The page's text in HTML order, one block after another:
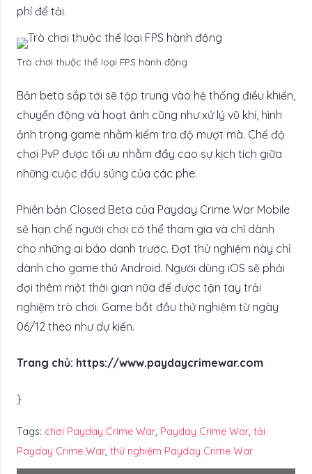
phí để tải.
Trò chơi thuộc thể loại FPS hành động
Bản beta sắp tới sẽ tập trung vào hệ thống điều khiển,
chuyển động và hoạt ảnh cũng như xử lý vũ khí, hình
ảnh trong game nhằm kiểm tra độ mượt mà. Chế độ
chơi PvP được tối ưu nhằm đẩy cao sự kịch tích giữa
những cuộc đấu súng của các phe.
Phiên bản Closed Beta của Payday Crime War Mobile
sẽ hạn chế người chơi có thể tham gia và chỉ dành
cho những ai báo danh trước. Đợt thử nghiệm này chỉ
dành cho game thủ Android. Người dùng iOS sẽ phải
đợi thêm một thời gian nữa để được tận tay trải
nghiệm trò chơi. Game bắt đầu thử nghiệm từ ngày
06/12 theo như dự kiến.
Trang chủ: https://www.paydaycrimewar.com
}
Tags: chơi Payday Crime War, Payday Crime War, tải
Payday Crime War, thử nghiệm Payday Crime War